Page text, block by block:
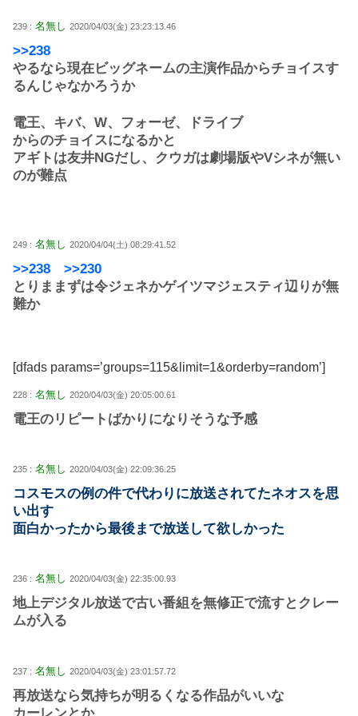
239 : 名無し 2020/04/03(金) 23:23:13.46
>>238
やるなら現在ビッグネームの主演作品からチョイスす
るんじゃなかろうか
電王、キバ、W、フォーゼ、ドライブ
からのチョイスになるかと
アギトは友井NGだし、クウガは劇場版やVシネが無い
のが難点
249 : 名無し 2020/04/04(土) 08:29:41.52
>>238
>>230
とりままずは令ジェネかゲイツマジェスティ辺りが無
難か
[dfads params=’groups=115&limit=1&orderby=random’]
228 : 名無し 2020/04/03(金) 20:05:00.61
電王のリピートばかりになりそうな予感
235 : 名無し 2020/04/03(金) 22:09:36.25
コスモスの例の件で代わりに放送されてたネオスを思
い出す
面白かったから最後まで放送して欲しかった
236 : 名無し 2020/04/03(金) 22:35:00.93
地上デジタル放送で古い番組を無修正で流すとクレー
ムが入る
237 : 名無し 2020/04/03(金) 23:01:57.72
再放送なら気持ちが明るくなる作品がいいな